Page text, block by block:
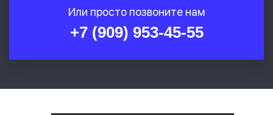
Или просто позвоните нам
+7 (909) 953-45-55